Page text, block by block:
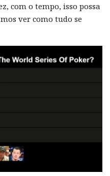
com o tempo, isso possa
ver como tudo se